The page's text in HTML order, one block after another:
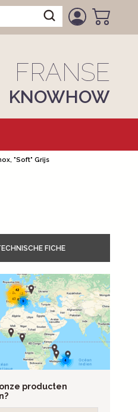
FRANSE
KNOWHOW
"Soft" Grijs
producten